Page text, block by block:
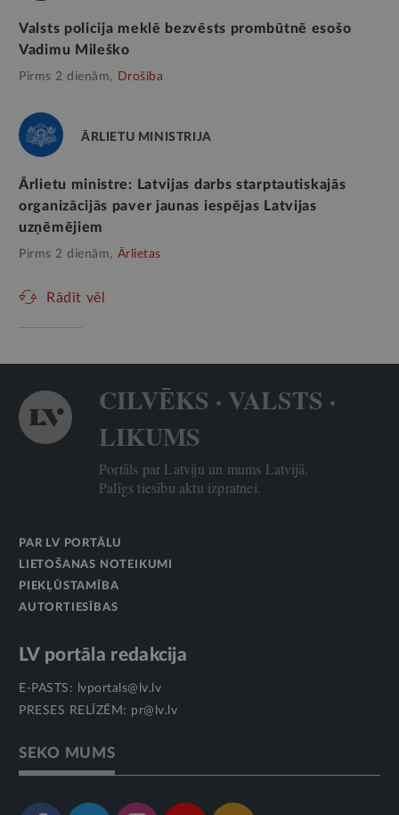
Valsts policija meklē bezvēsts prombūtnē esošo
Vadimu Mileško
Pirms 2 dienām, Drošība
ĀRLIETU MINISTRIJA
Ārlietu ministre: Latvijas darbs starptautiskajās
organizācijās paver jaunas iespējas Latvijas
uzņēmējiem
Pirms 2 dienām, Ārlietas
Rādīt vēl
CILVĒKS · VALSTS ·
LIKUMS
Portāls par Latviju un mums Latvijā.
Palīgs tiesību aktu izpratnei.
PAR LV PORTĀLU
LIETOŠANAS NOTEIKUMI
PIEKĻŪSTAMĪBA
AUTORTIESĪBAS
LV portāla redakcija
E-PASTS:
lvportals@lv.lv
PRESES RELĪZĒM: pr@lv.lv
SEKO MUMS